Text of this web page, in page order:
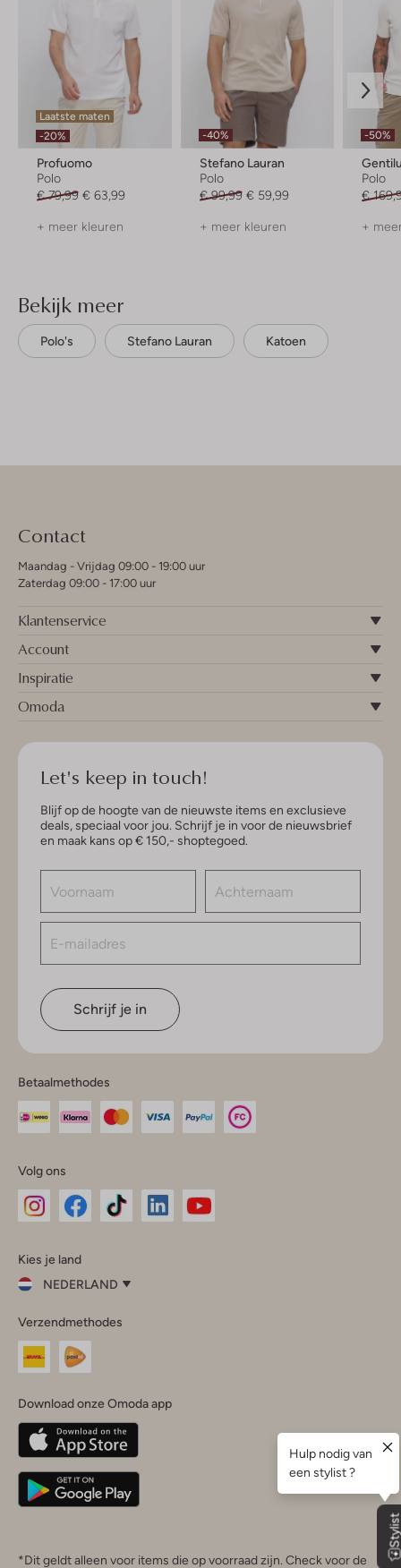
Laatste maten
-20%
Profuomo
Polo
€ 79,99 € 63,99
+ meer kleuren
-40%
Stefano Lauran
Polo
€ 99,99 € 59,99
+ meer kleuren
-50%
Polo
€
+
Bekijk meer
Polo's Stefano Lauran Katoen
Contact
Maandag - Vrijdag 09:00 - 19:00 uur
Zaterdag 09:00 - 17:00 uur
Klantenservice
Account
Inspiratie
Omoda
Let's keep in touch!
Blijf op de hoogte van de nieuwste items en exclusieve
deals, speciaal voor jou. Schrijf je in voor de nieuwsbrief
en maak kans op € 150,- shoptegoed.
Schrijf je in
Betaalmethodes
Volg ons
InstagramFacebook
Kies je land
NEDERLAND
je
land
Nederland
Belgique(Français)
Deutschland
Verzendmethodes
Download onze Omoda app
*Dit geldt alleen voor items die op voorraad zijn. Check voor de